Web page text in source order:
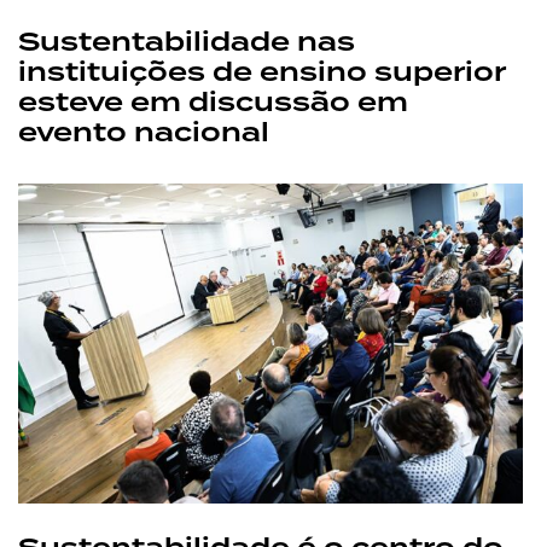
Sustentabilidade nas
instituições de ensino superior
esteve em discussão em
evento nacional